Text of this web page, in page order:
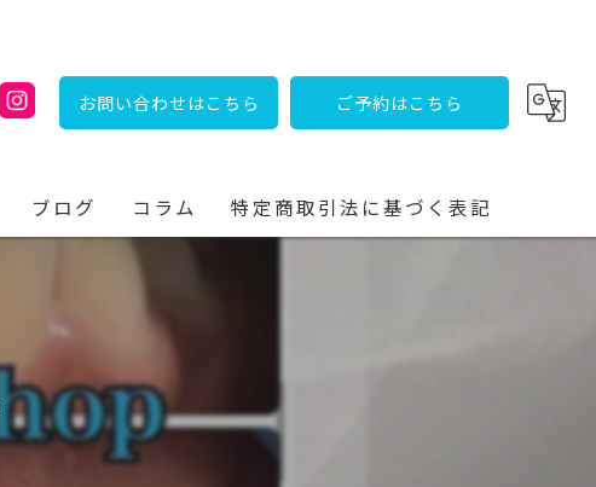
お問い合わせはこちら ご予約はこちら
ブログ コラム 特定商取引法に基づく表記